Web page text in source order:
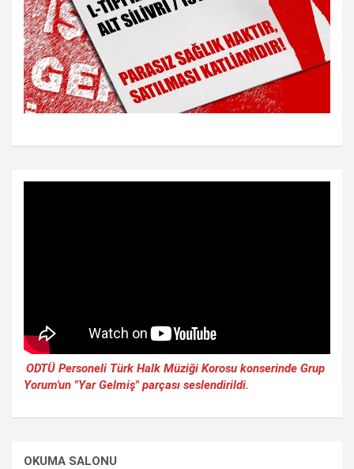
ODTÜ Personeli Türk Halk Müziği Korosu konserinde Grup
Yorum'un "Yar Gelmiş" parçası seslendirildi.
OKUMA SALONU